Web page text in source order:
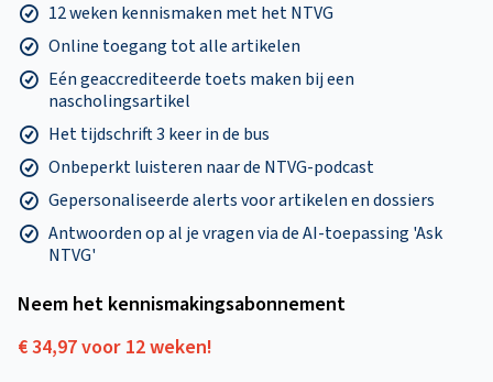
12 weken kennismaken met het NTVG
Online toegang tot alle artikelen
Eén geaccrediteerde toets maken bij een
nascholingsartikel
Het tijdschrift 3 keer in de bus
Onbeperkt luisteren naar de NTVG-podcast
Gepersonaliseerde alerts voor artikelen en dossiers
Antwoorden op al je vragen via de AI-toepassing 'Ask
NTVG'
Neem het kennismakings­abonnement
€ 34,97 voor 12 weken!